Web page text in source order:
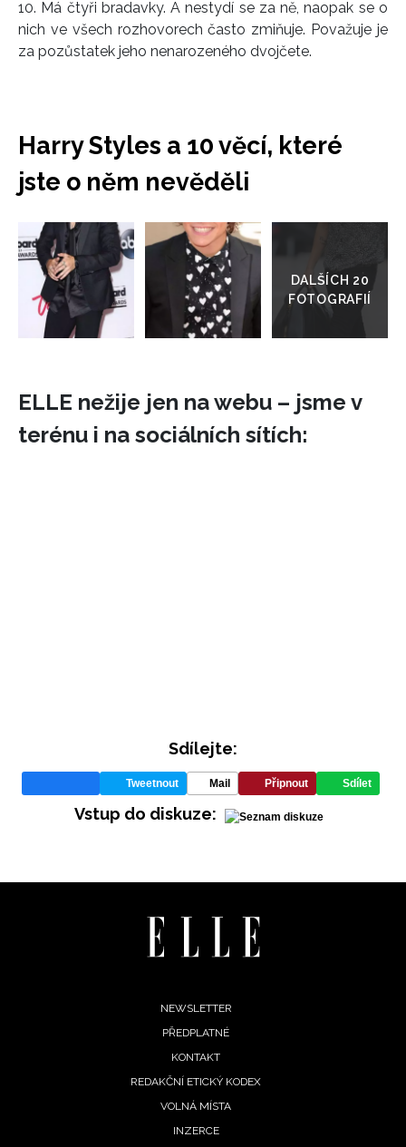
INFORMACE
REDAKCE
10. Má čtyři bradavky. A nestydí se za ně, naopak se o
nich ve všech rozhovorech často zmiňuje. Považuje je
za pozůstatek jeho nenarozeného dvojčete.
Harry Styles a 10 věcí, které
jste o něm nevěděli
galerie
ELLE nežije jen na webu – jsme v
terénu i na sociálních sítích:
Sdílejte:
Tweetnout Mail Připnout Sdílet
Vstup do diskuze:
NEWSLETTER
PŘEDPLATNÉ
KONTAKT
REDAKČNÍ ETICKÝ KODEX
VOLNÁ MÍSTA
INZERCE